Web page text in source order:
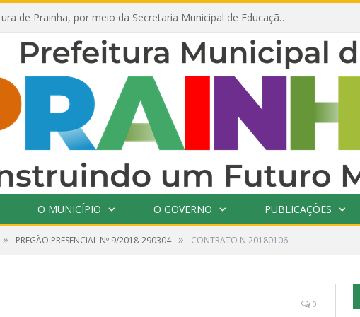
Prefeitura de Prainha, por meio da Secretaria Municipal de Educação, abre 354 vagas na área da Educação para 2025 com processo seletivo simplificado
O MUNICÍPIO O GOVERNO PUBLICAÇÕES
» PREGÃO PRESENCIAL Nº 9/2018-290304 » CONTRATO N 20180106
0